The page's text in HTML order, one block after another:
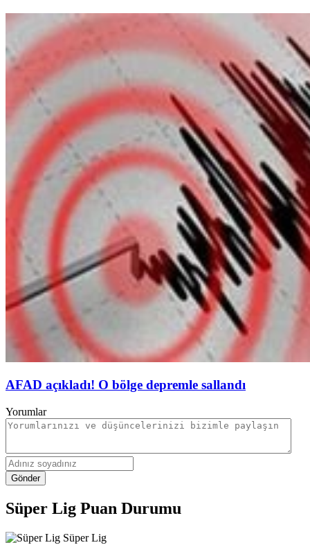
AFAD açıkladı! O bölge depremle sallandı
Yorumlar
Gönder
Süper Lig Puan Durumu
Süper Lig